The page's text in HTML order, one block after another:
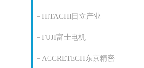
HITACHI日立产业
FUJI富士电机
ACCRETECH东京精密